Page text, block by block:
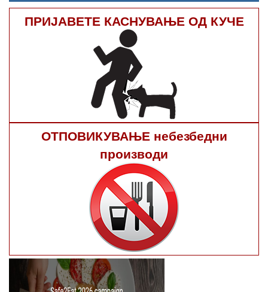
ПРИЈАВЕТЕ КАСНУВАЊЕ ОД КУЧЕ
ОТПОВИКУВАЊЕ небезбедни
производи